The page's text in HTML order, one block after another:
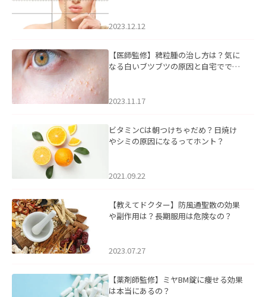
2023.12.12
【医師監修】稗粒腫の治し方は？気に
なる白いブツブツの原因と自宅ででき
2023.11.17
ビタミンCは朝つけちゃだめ？日焼け
やシミの原因になるってホント？
2021.09.22
【教えてドクター】防風通聖散の効果
や副作用は？長期服用は危険なの？
2023.07.27
【薬剤師監修】ミヤBM錠に痩せる効果
は本当にあるの？